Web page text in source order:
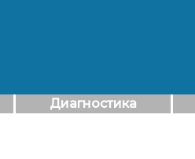
Диагностика